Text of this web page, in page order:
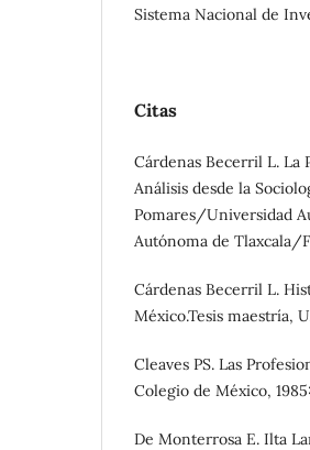
Sistema Nacional de
Citas
Cárdenas Becerril L.
Análisis desde la
Pomares/Universidad
Autónoma de Tlaxcala/
Cárdenas Becerril L.
México.Tesis maestría,
Cleaves PS. Las
Colegio de México,
De Monterrosa E. Ilta